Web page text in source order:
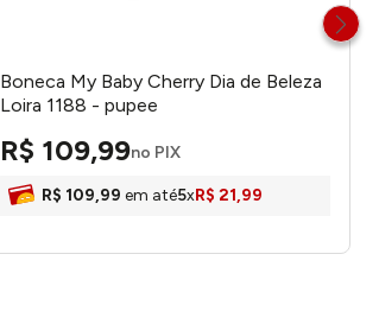
Boneca My Baby Cherry Dia de Beleza
Loira 1188 - pupee
R$ 109,99no PIX
R$ 109,99 em até5xR$ 21,99